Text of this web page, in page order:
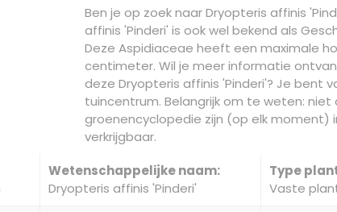
Ben je op zoek naar Dryopteris affinis
affinis 'Pinderi' is ook wel bekend als
Deze Aspidiaceae heeft een maximale
centimeter. Wil je meer informatie
deze Dryopteris affinis 'Pinderi'? Je bent
tuincentrum. Belangrijk om te weten: niet
groenencyclopedie zijn (op elk moment)
verkrijgbaar.
Wetenschappelijke naam:
Dryopteris affinis 'Pinderi'
Type
Vaste